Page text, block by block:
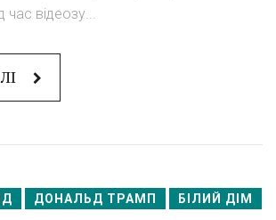
відеозу...
ДОНАЛЬД ТРАМП БІЛИЙ ДІМ